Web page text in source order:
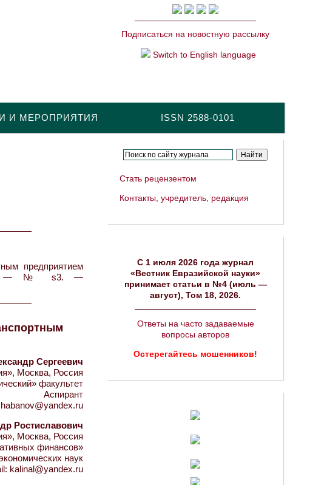
Подписаться на новостную рассылку
Switch to English language
ISSN 2588-0101
И МЕРОПРИЯТИЯ
предприятием
15. — № s3. —
Сергеевич
Москва, Россия
факультет
Аспирант
Ростиславович
Москва, Россия
финансов»
наук
kalinal@yandex.ru
Стать рецензентом
Контакты, учредитель, редакция
C 1 июля 2026 года журнал
«Вестник Евразийской науки»
принимает статьи в №4 (июль —
август), Том 18, 2026.
Ответы на часто задаваемые
вопросы авторов
Остерегайтесь мошенников!